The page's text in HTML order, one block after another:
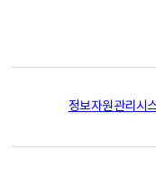
정보자원관리시